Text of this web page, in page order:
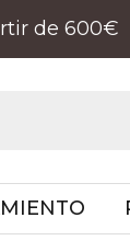
de 600€